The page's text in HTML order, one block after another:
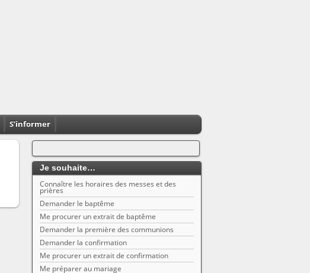
S’informer
Je souhaite…
Connaître les horaires des messes et des
prières
Demander le baptême
Me procurer un extrait de baptême
Demander la première des communions
Demander la confirmation
Me procurer un extrait de confirmation
Me préparer au mariage